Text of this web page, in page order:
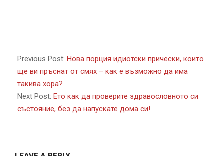
10-
04
Previous Post: Нова порция идиотски прически, които
ще ви пръснат от смях – как е възможно да има
такива хора?
Next Post: Ето как да проверите здравословното си
състояние, без да напускате дома си!